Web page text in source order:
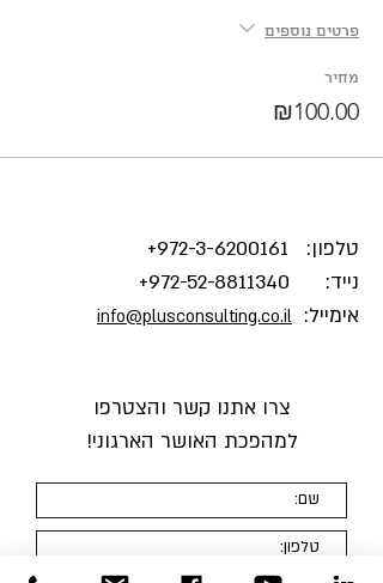
פרטים נוספים
מחיר
₪100.00
טלפון: 972-3-6200161+
נייד: 972-52-8811340
+
אימייל: info@plusconsulting.co.il
צרו אתנו קשר והצטרפו
למהפכת האושר הארגוני!